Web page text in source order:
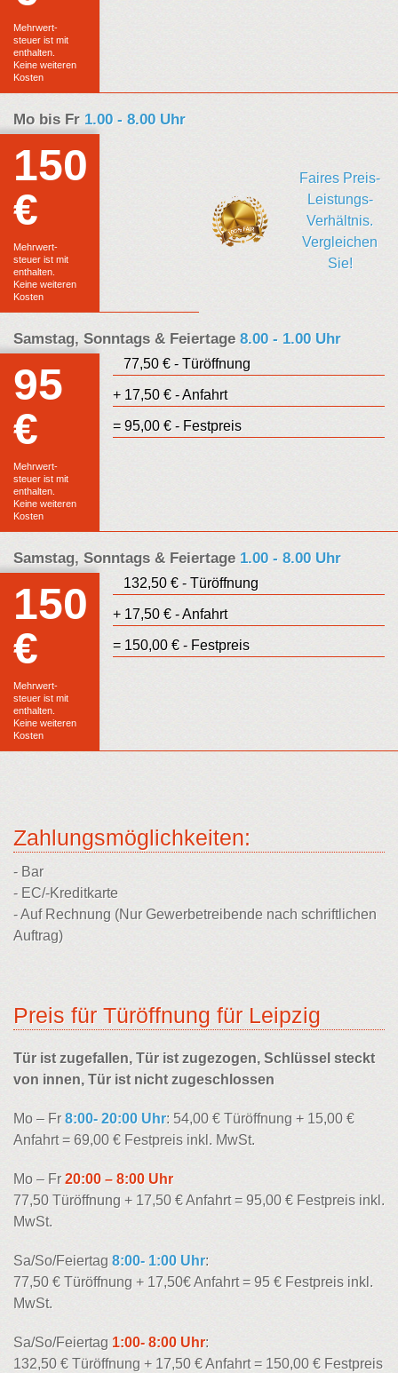
Festpreis
Mehrwert-
steuer ist mit
enthalten.
Keine weiteren
Kosten
Mo bis Fr 1.00 - 8.00 Uhr
150
€
Festpreis
Mehrwert-
steuer ist mit
enthalten.
Keine weiteren
Kosten
Faires Preis-
Leistungs-
Verhältnis.
Vergleichen
Sie!
Samstag, Sonntags & Feiertage 8.00 - 1.00 Uhr
95
€ Euro
Festpreis
Mehrwert-
steuer ist mit
enthalten.
Keine weiteren
Kosten
77,50 € - Türöffnung
+ 17,50 € - Anfahrt
= 95,00 € - Festpreis
Samstag, Sonntags & Feiertage 1.00 - 8.00 Uhr
150
€ Euro
Festpreis
Mehrwert-
steuer ist mit
enthalten.
Keine weiteren
Kosten
132,50 € - Türöffnung
+ 17,50 € - Anfahrt
= 150,00 € - Festpreis
Zahlungsmöglichkeiten:
- Bar
- EC/-Kreditkarte
- Auf Rechnung (Nur Gewerbetreibende nach schriftlichen
Auftrag)
Preis für Türöffnung für Leipzig
Tür ist zugefallen, Tür ist zugezogen, Schlüssel steckt
von innen, Tür ist nicht zugeschlossen
Mo – Fr8:00- 20:00 Uhr: 54,00 € Türöffnung + 15,00 €
Anfahrt = 69,00 € Festpreis inkl. MwSt.
Mo – Fr20:00 – 8:00 Uhr
77,50 Türöffnung + 17,50 € Anfahrt = 95,00 € Festpreis inkl.
MwSt.
Sa/So/Feiertag 8:00- 1:00 Uhr:
77,50 € Türöffnung + 17,50€ Anfahrt = 95 € Festpreis inkl.
MwSt.
Sa/So/Feiertag 1:00- 8:00 Uhr:
132,50 € Türöffnung + 17,50 € Anfahrt = 150,00 € Festpreis